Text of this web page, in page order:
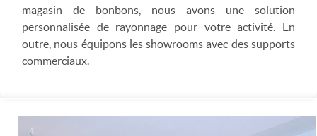
magasin de bonbons, nous avons une solution
personnalisée de rayonnage pour votre activité. En
outre, nous équipons les showrooms avec des supports
commerciaux.